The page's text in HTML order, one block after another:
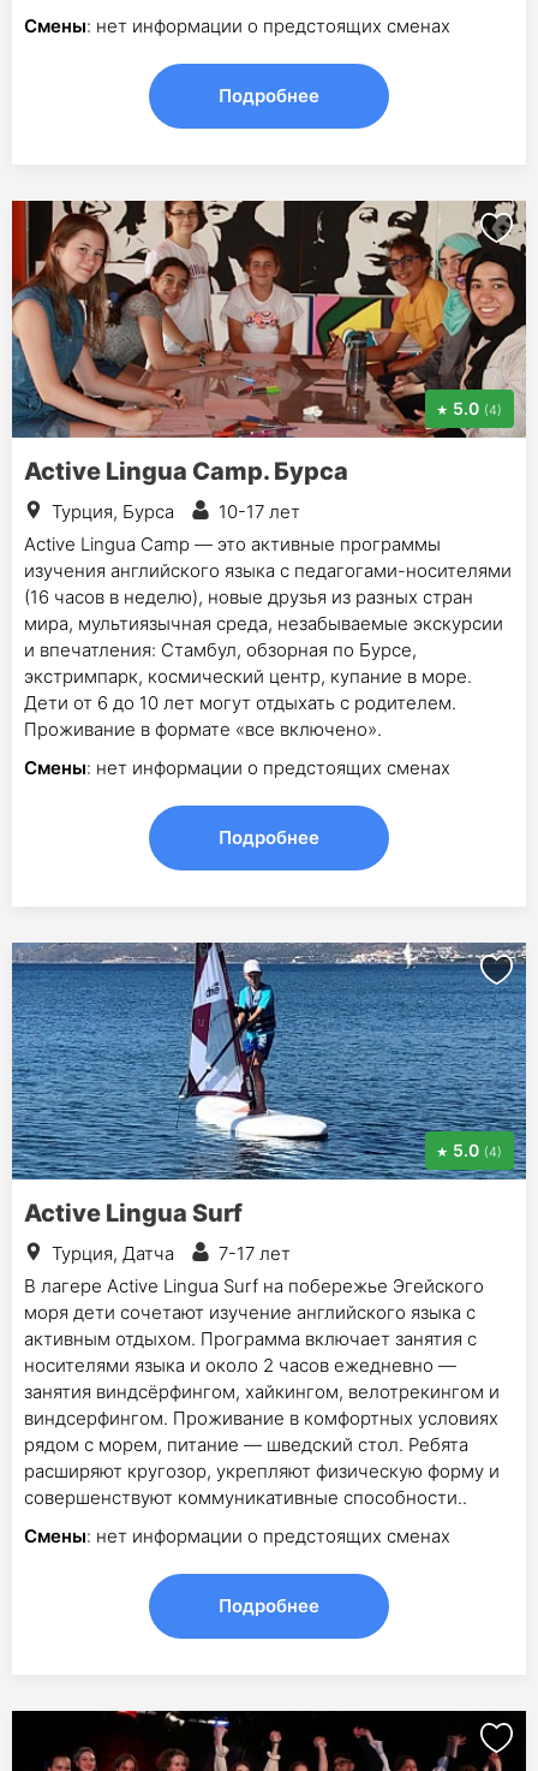
Смены: нет информации о предстоящих сменах
Подробнее
5.0 (4)
Active Lingua Camp. Бурса
Турция, Бурса
10-17 лет
Active Lingua Camp — это активные программы
изучения английского языка с педагогами-носителями
(16 часов в неделю), новые друзья из разных стран
мира, мультиязычная среда, незабываемые экскурсии
и впечатления: Стамбул, обзорная по Бурсе,
экстримпарк, космический центр, купание в море.
Дети от 6 до 10 лет могут отдыхать с родителем.
Проживание в формате «все включено».
Смены: нет информации о предстоящих сменах
Подробнее
5.0 (4)
Active Lingua Surf
Турция, Датча
7-17 лет
В лагере Active Lingua Surf на побережье Эгейского
моря дети сочетают изучение английского языка с
активным отдыхом. Программа включает занятия с
носителями языка и около 2 часов ежедневно —
занятия виндсёрфингом, хайкингом, велотрекингом и
виндсерфингом. Проживание в комфортных условиях
рядом с морем, питание — шведский стол. Ребята
расширяют кругозор, укрепляют физическую форму и
совершенствуют коммуникативные способности.​.
Смены: нет информации о предстоящих сменах
Подробнее